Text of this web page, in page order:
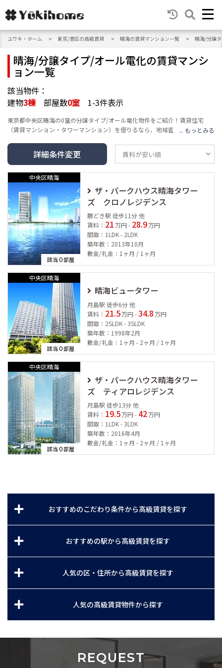
ユウキ・ホーム 東京/港区の高級賃貸 晴海の賃貸マンション一覧 晴海/分譲
晴海/分譲タイプ/オール電化の賃貸マンシ
ョン一覧
該当物件：
建物3棟部屋数0室 1-3件表示
東京都中央区晴海の0室の分譲タイプ/オール電化物件をご紹介！賃貸住宅
（賃貸マンション・タワーマンション）を借りるなら、地域密着のユウキ・
能で、高級賃貸マンション情報をお届けし、あなたの賃貸情報探し・お家探
しをサポートします。
中央区晴海
該当0部屋
ザ・パークハウス晴海タワー
ズ クロノレジデンス
勝どき駅 徒歩11分 他
賃料： 21 万円 - 28.9 万円
間取：1LDK - 2LDK
築年数：2013年10月
敷金/礼金：1ヶ月 / 1ヶ月
中央区晴海
該当0部屋
晴海ビュータワー
月島駅 徒歩6分 他
賃料： 21.5 万円 -34.8 万円
間取：2SLDK - 3SLDK
築年数：1998年2月
敷金/礼金：1ヶ月 - 2ヶ月 / 1ヶ月
中央区晴海
該当0部屋
ザ・パークハウス晴海タワー
ズ ティアロレジデンス
月島駅 徒歩13分 他
賃料： 19.5 万円 - 42 万円
間取：1LDK - 3LDK
築年数：2016年4月
敷金/礼金：1ヶ月 - 2ヶ月 / 1ヶ月
詳細条件変更
おすすめのこだわり条件から高級賃貸を探す
おすすめの駅から高級賃貸を探す
人気の区・住所から高級賃貸を探す
人気の高級賃貸物件から探す
REQUEST